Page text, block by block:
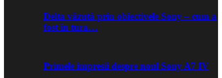
Delta văzută prin obiectivele Sony – cum a
fost în tura…
Primele impresii despre noul Sony A7 IV